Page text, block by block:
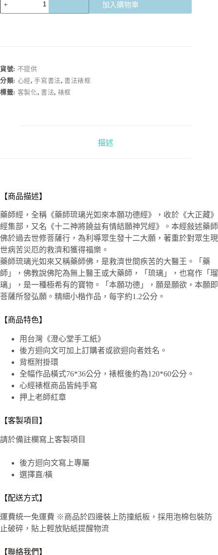
本
願
功
加入購物車
貨號: 不提供
分類: 心經,手寫書法,書法裱框
標籤: 客製化, 書法, 裱框
描述
【商品描述】
藥師經，全稱《藥師琉璃光如來本願功德經》，收於《大正藏》
經集部，又名《十二神將饒益有情結願神咒經》。本經敍述藥師
佛於過去世修菩薩行，為利導眾生發十二大願，著重於對眾生現
世病苦災厄的救濟和獲得福樂。
藥師琉璃光如來又稱藥師佛，是救濟世間疾苦的大醫王。「藥
師」，佛教說佛陀為無上醫王或大藥師，「琉璃」，也寫作「瑠
璃」，是一種極希有的寶物。「本願功德」，願是願欲，本願即
菩薩所發弘願。精細小楷作品，每字約1.2公分。
【商品特色】
用台灣《澄心堂手工紙》
後方迴向文可加上訂購者或欲迴向者姓名。
背框附掛環
全幅作品橫式76*36公分，裱框後約為120*60公分。
心經裱框商品皆純手寫
押上老師紅章
【客製項目】
請於備註欄寫上客製項目
後方迴向文寫上專屬
選擇直/橫
【配送方式】
運費統一免運費 ※商品於四邊裝上防撞紙板，採用泡棉包裝防
止破碎，貼上輕放貼紙提醒物流
【聯絡我們】